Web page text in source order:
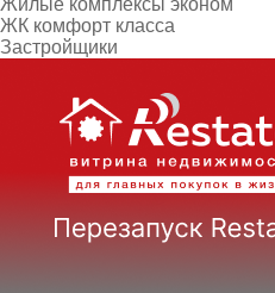
Жилые комплексы эконом
ЖК комфорт класса
Застройщики